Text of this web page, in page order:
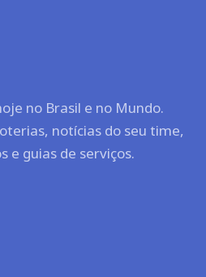
no Brasil e no Mundo.
notícias do seu time,
e guias de serviços.